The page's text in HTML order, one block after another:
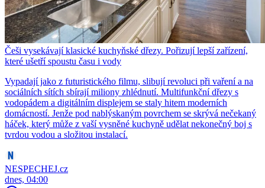
Češi vysekávají klasické kuchyňské dřezy. Pořizují lepší zařízení,
které ušetří spoustu času i vody
Vypadají jako z futuristického filmu, slibují revoluci při vaření a na
sociálních sítích sbírají miliony zhlédnutí. Multifunkční dřezy s
vodopádem a digitálním displejem se staly hitem moderních
domácností. Jenže pod nablýskaným povrchem se skrývá nečekaný
háček, který může z vaší vysněné kuchyně udělat nekonečný boj s
tvrdou vodou a složitou instalací.
NESPECHEJ.cz
dnes, 04:00